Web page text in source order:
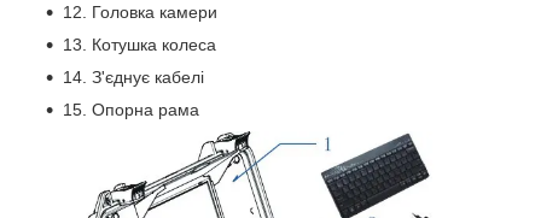
12. Головка камери
13. Котушка колеса
14. З'єднує кабелі
15. Опорна рама